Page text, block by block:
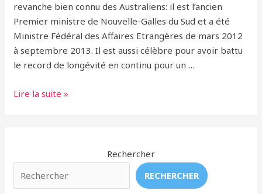
revanche bien connu des Australiens: il est l’ancien
Premier ministre de Nouvelle-Galles du Sud et a été
Ministre Fédéral des Affaires Etrangères de mars 2012
à septembre 2013. Il est aussi célèbre pour avoir battu
le record de longévité en continu pour un …
En
Bat
Pour
Lire la suite »
Rechercher
RECHERCHER